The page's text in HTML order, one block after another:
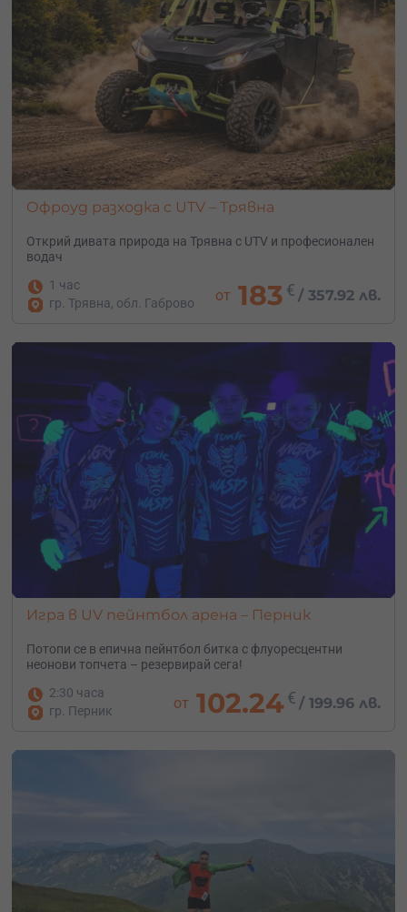
Офроуд разходка с UTV – Трявна
Открий дивата природа на Трявна с UTV и професионален
водач
1 час
гр. Трявна, обл. Габрово
от 183 € /357.92 лв.
Игра в UV пейнтбол арена – Перник
Потопи се в епична пейнтбол битка с флуоресцентни
неонови топчета – резервирай сега!
2:30 часа
гр. Перник
от 102.24€ /199.96 лв.